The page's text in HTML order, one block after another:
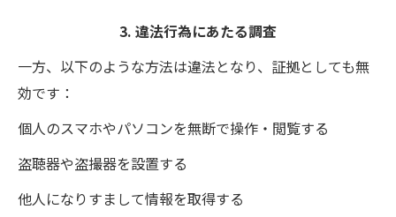
3. 違法行為にあたる調査
一方、以下のような方法は違法となり、証拠としても無
効です：
個人のスマホやパソコンを無断で操作・閲覧する
盗聴器や盗撮器を設置する
他人になりすまして情報を取得する